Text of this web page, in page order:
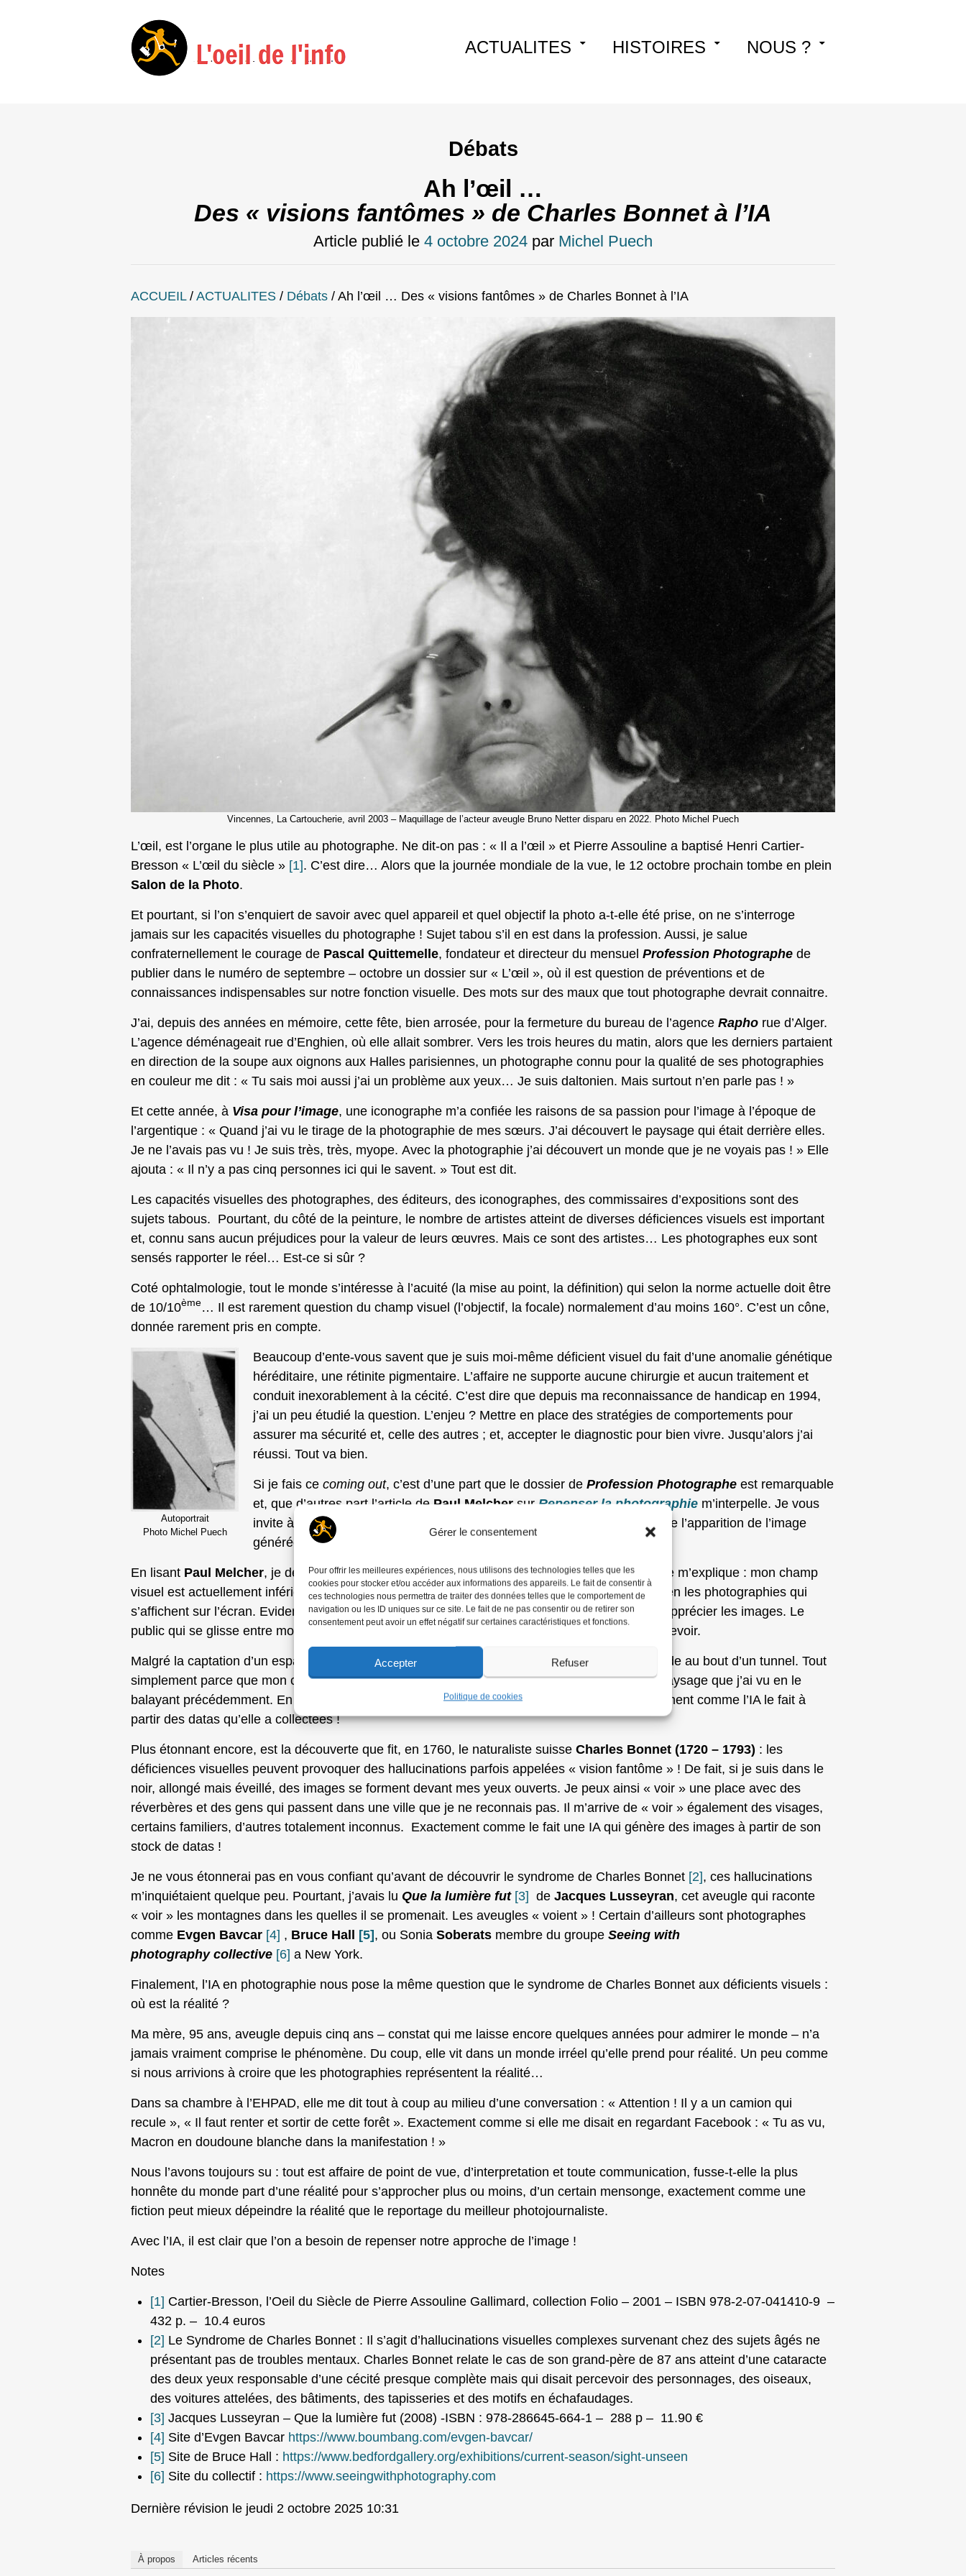
Gérer le consentement
Pour offrir les meilleures expériences, nous utilisons des technologies telles que les
cookies pour stocker et/ou accéder aux informations des appareils. Le fait de consentir à
ces technologies nous permettra de traiter des données telles que le comportement de
navigation ou les ID uniques sur ce site. Le fait de ne pas consentir ou de retirer son
consentement peut avoir un effet négatif sur certaines caractéristiques et fonctions.
Accepter Refuser
Politique de cookies
Skip
ACTUALITES HISTOIRES NOUS ?
Débats
Ah l’œil …
Des « visions fantômes » de Charles Bonnet à l’IA
Article publié le 4 octobre 2024 par Michel Puech
ACCUEIL/ ACTUALITES / Débats / Ah l’œil … Des « visions fantômes » de Charles Bonnet à l’IA
Vincennes, La Cartoucherie, avril 2003 – Maquillage de l’acteur aveugle Bruno Netter disparu en 2022. Photo Michel Puech
L’œil, est l’organe le plus utile au photographe. Ne dit-on pas : « Il a l’œil » et Pierre Assouline a baptisé Henri Cartier-
Bresson « L’œil du siècle » [1]. C’est dire… Alors que la journée mondiale de la vue, le 12 octobre prochain tombe en plein
Salon de la Photo.
Et pourtant, si l’on s’enquiert de savoir avec quel appareil et quel objectif la photo a-t-elle été prise, on ne s’interroge
jamais sur les capacités visuelles du photographe ! Sujet tabou s’il en est dans la profession. Aussi, je salue
confraternellement le courage de Pascal Quittemelle, fondateur et directeur du mensuel Profession Photographe de
publier dans le numéro de septembre – octobre un dossier sur « L’œil », où il est question de préventions et de
connaissances indispensables sur notre fonction visuelle. Des mots sur des maux que tout photographe devrait connaitre.
J’ai, depuis des années en mémoire, cette fête, bien arrosée, pour la fermeture du bureau de l’agence Rapho rue d’Alger.
L’agence déménageait rue d’Enghien, où elle allait sombrer. Vers les trois heures du matin, alors que les derniers partaient
en direction de la soupe aux oignons aux Halles parisiennes, un photographe connu pour la qualité de ses photographies
en couleur me dit : « Tu sais moi aussi j’ai un problème aux yeux… Je suis daltonien. Mais surtout n’en parle pas ! »
Et cette année, à Visa pour l’image, une iconographe m’a confiée les raisons de sa passion pour l’image à l’époque de
l’argentique : « Quand j’ai vu le tirage de la photographie de mes sœurs. J’ai découvert le paysage qui était derrière elles.
Je ne l’avais pas vu ! Je suis très, très, myope. Avec la photographie j’ai découvert un monde que je ne voyais pas ! » Elle
ajouta : « Il n’y a pas cinq personnes ici qui le savent. » Tout est dit.
Les capacités visuelles des photographes, des éditeurs, des iconographes, des commissaires d’expositions sont des
sujets tabous. Pourtant, du côté de la peinture, le nombre de artistes atteint de diverses déficiences visuels est important
et, connu sans aucun préjudices pour la valeur de leurs œuvres. Mais ce sont des artistes… Les photographes eux sont
sensés rapporter le réel… Est-ce si sûr ?
Coté ophtalmologie, tout le monde s’intéresse à l’acuité (la mise au point, la définition) qui selon la norme actuelle doit être
de 10/10ème… Il est rarement question du champ visuel (l’objectif, la focale) normalement d’au moins 160°. C’est un cône,
donnée rarement pris en compte.
Autoportrait
Photo Michel Puech
Beaucoup d’ente-vous savent que je suis moi-même déficient visuel du fait d’une anomalie génétique
héréditaire, une rétinite pigmentaire. L’affaire ne supporte aucune chirurgie et aucun traitement et
conduit inexorablement à la cécité. C’est dire que depuis ma reconnaissance de handicap en 1994,
j’ai un peu étudié la question. L’enjeu ? Mettre en place des stratégies de comportements pour
assurer ma sécurité et, celle des autres ; et, accepter le diagnostic pour bien vivre. Jusqu’alors j’ai
réussi. Tout va bien.
Si je fais ce coming out, c’est d’une part que le dossier de Profession Photographe est remarquable
et, que d’autres part l’article de Paul Melcher sur Repenser la photographie m’interpelle. Je vous
invite à le commenter. Qu’est-ce que la réalité, s’interroge-t-il à la suite de l’apparition de l’image
générée par IA ? Ne doit-on pas revoir la notion de photographie ?
En lisant Paul Melcher, je découvre que notre cerveau fait naturellement ce que l’IA réalise. Je m’explique : mon champ
visuel est actuellement inférieur à 10° et mon acuité visuelle de 3/10°. C’est dire que je vois bien les photographies qui
s’affichent sur l’écran. Evidement, les expositions ne sont pas, pour moi, le meilleur lieu pour apprécier les images. Le
public qui se glisse entre moi et les cadres me gêne et, que je gène le public sans m’en apercevoir.
Malgré la captation d’un espace très réduit, je n’ai absolument pas l’impression de voir le monde au bout d’un tunnel. Tout
simplement parce que mon cerveau rajoute à l’image captée par ma rétine des éléments du paysage que j’ai vu en le
balayant précédemment. En fait, mon cerveau recompose une partie de l’hors-champ, exactement comme l’IA le fait à
partir des datas qu’elle a collectées !
Plus étonnant encore, est la découverte que fit, en 1760, le naturaliste suisse Charles Bonnet (1720 – 1793) : les
déficiences visuelles peuvent provoquer des hallucinations parfois appelées « vision fantôme » ! De fait, si je suis dans le
noir, allongé mais éveillé, des images se forment devant mes yeux ouverts. Je peux ainsi « voir » une place avec des
réverbères et des gens qui passent dans une ville que je ne reconnais pas. Il m’arrive de « voir » également des visages,
certains familiers, d’autres totalement inconnus. Exactement comme le fait une IA qui génère des images à partir de son
stock de datas !
Je ne vous étonnerai pas en vous confiant qu’avant de découvrir le syndrome de Charles Bonnet [2], ces hallucinations
m’inquiétaient quelque peu. Pourtant, j’avais lu Que la lumière fut [3] de Jacques Lusseyran, cet aveugle qui raconte
« voir » les montagnes dans les quelles il se promenait. Les aveugles « voient » ! Certain d’ailleurs sont photographes
comme Evgen Bavcar [4] , Bruce Hall [5], ou Sonia Soberats membre du groupe Seeing with
photography collective [6] a New York.
Finalement, l’IA en photographie nous pose la même question que le syndrome de Charles Bonnet aux déficients visuels :
où est la réalité ?
Ma mère, 95 ans, aveugle depuis cinq ans – constat qui me laisse encore quelques années pour admirer le monde – n’a
jamais vraiment comprise le phénomène. Du coup, elle vit dans un monde irréel qu’elle prend pour réalité. Un peu comme
si nous arrivions à croire que les photographies représentent la réalité…
Dans sa chambre à l’EHPAD, elle me dit tout à coup au milieu d’une conversation : « Attention ! Il y a un camion qui
recule », « Il faut renter et sortir de cette forêt ». Exactement comme si elle me disait en regardant Facebook : « Tu as vu,
Macron en doudoune blanche dans la manifestation ! »
Nous l’avons toujours su : tout est affaire de point de vue, d’interpretation et toute communication, fusse-t-elle la plus
honnête du monde part d’une réalité pour s’approcher plus ou moins, d’un certain mensonge, exactement comme une
fiction peut mieux dépeindre la réalité que le reportage du meilleur photojournaliste.
Avec l’IA, il est clair que l’on a besoin de repenser notre approche de l’image !
Notes
[1] Cartier-Bresson, l’Oeil du Siècle de Pierre Assouline Gallimard, collection Folio – 2001 – ISBN 978-2-07-041410-9 –
432 p. – 10.4 euros
[2] Le Syndrome de Charles Bonnet : Il s’agit d’hallucinations visuelles complexes survenant chez des sujets âgés ne
présentant pas de troubles mentaux. Charles Bonnet relate le cas de son grand-père de 87 ans atteint d’une cataracte
des deux yeux responsable d’une cécité presque complète mais qui disait percevoir des personnages, des oiseaux,
des voitures attelées, des bâtiments, des tapisseries et des motifs en échafaudages.
[3] Jacques Lusseyran – Que la lumière fut (2008) -ISBN : 978-286645-664-1 – 288 p – 11.90 €
[4] Site d’Evgen Bavcar https://www.boumbang.com/evgen-bavcar/
[5] Site de Bruce Hall : https://www.bedfordgallery.org/exhibitions/current-season/sight-unseen
[6] Site du collectif : https://www.seeingwithphotography.com
Dernière révision le jeudi 2 octobre 2025 10:31
À propos Articles récents